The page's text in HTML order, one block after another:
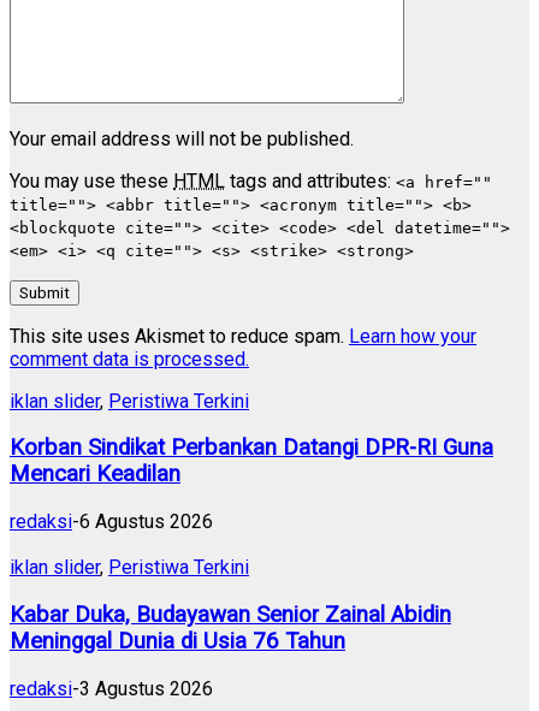
Your email address will not be published.
You may use these HTML tags and attributes: <a href=""
title=""> <abbr title=""> <acronym title=""> <b>
<blockquote cite=""> <cite> <code> <del datetime="">
<em> <i> <q cite=""> <s> <strike> <strong>
Submit
This site uses Akismet to reduce spam. Learn how your
comment data is processed.
iklan slider, Peristiwa Terkini
Korban Sindikat Perbankan Datangi DPR-RI Guna
Mencari Keadilan
redaksi-6 Agustus 2026
iklan slider, Peristiwa Terkini
Kabar Duka, Budayawan Senior Zainal Abidin
Meninggal Dunia di Usia 76 Tahun
redaksi-3 Agustus 2026